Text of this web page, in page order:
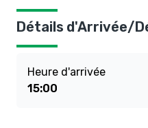
Détails d'Arrivée/
Heure d'arrivée
15:00